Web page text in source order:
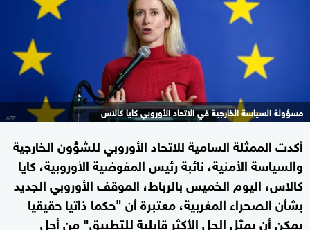
مسؤولة السياسة الخارجية في الاتحاد الأوروبي كايا كالاس
أكدت الممثلة السامية للاتحاد الأوروبي للشؤون الخارجية
والسياسة الأمنية، نائبة رئيس المفوضية الأوروبية، كايا
كالاس، اليوم الخميس بالرباط، الموقف الأوروبي الجديد
بشأن الصحراء المغربية، معتبرة أن "حكما ذاتيا حقيقيا
يمكن أن يمثل الحل الأكثر قابلية للتطبيق" من أجل